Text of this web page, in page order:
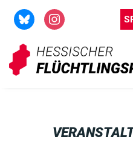
Zum
Inhalt
springen